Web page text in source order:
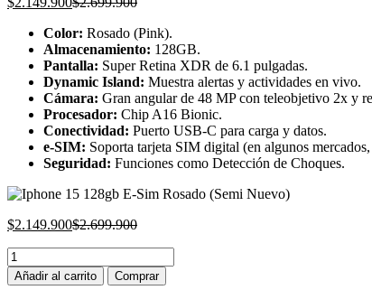
is:
$2.149.900.
was:
$2.699.900.
Color: Rosado (Pink).
Almacenamiento: 128GB.
Pantalla: Super Retina XDR de 6.1 pulgadas.
Dynamic Island: Muestra alertas y actividades en vivo.
Cámara: Gran angular de 48 MP con teleobjetivo 2x y
Procesador: Chip A16 Bionic.
Conectividad: Puerto USB-C para carga y datos.
e-SIM: Soporta tarjeta SIM digital (en algunos
Seguridad: Funciones como Detección de Choques.
$2.149.900Current
$2.149.900.
$2.699.900Original
$2.699.900.
Iphone
15
128gb
Añadir al carrito Comprar